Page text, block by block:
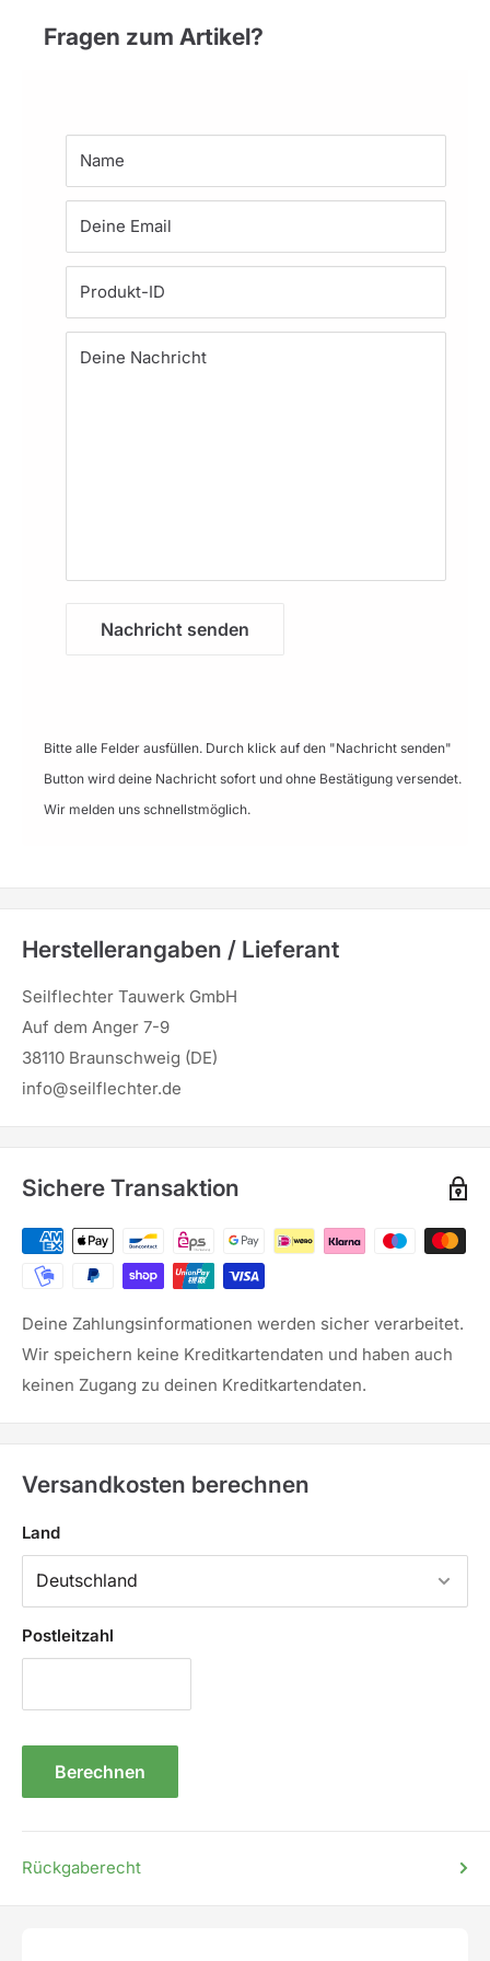
Fragen zum Artikel?
Name
Deine Email
Produkt-ID
Deine Nachricht
Nachricht senden
Bitte alle Felder ausfüllen. Durch klick auf den "Nachricht senden"
Button wird deine Nachricht sofort und ohne Bestätigung versendet.
Wir melden uns schnellstmöglich.
Herstellerangaben / Lieferant
Seilflechter Tauwerk GmbH
Auf dem Anger 7-9
38110 Braunschweig (DE)
info@seilflechter.de
Sichere Transaktion
Deine Zahlungsinformationen werden sicher verarbeitet.
Wir speichern keine Kreditkartendaten und haben auch
keinen Zugang zu deinen Kreditkartendaten.
Versandkosten berechnen
Land
Postleitzahl
Berechnen
Rückgaberecht